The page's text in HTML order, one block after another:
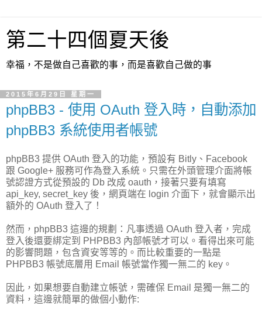
第二十四個夏天後
幸福，不是做自己喜歡的事，而是喜歡自己做的事
2015年6月29日 星期一
phpBB3 - 使用 OAuth 登入時，自動添加
phpBB3 系統使用者帳號
phpBB3 提供 OAuth 登入的功能，預設有 Bitly、Facebook
跟 Google+ 服務可作為登入系統。只需在外頭管理介面將帳
號認證方式從預設的 Db 改成 oauth，接著只要有填寫
api_key, secret_key 後，網頁端在 login 介面下，就會顯示出
額外的 OAuth 登入了！
然而，phpBB3 這邊的規劃：凡事透過 OAuth 登入者，完成
登入後還要綁定到 PHPBB3 內部帳號才可以。看得出來可能
的影響問題，包含資安等等的。而比較重要的一點是
PHPBB3 帳號底層用 Email 帳號當作獨一無二的 key。
因此，如果想要自動建立帳號，需確保 Email 是獨一無二的
資料，這邊就簡單的做個小動作: